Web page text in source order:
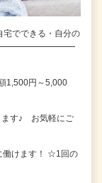
宅でできる・自分の
1,500円～5,000
ます♪ お気軽にご
働けます！ ☆1回の